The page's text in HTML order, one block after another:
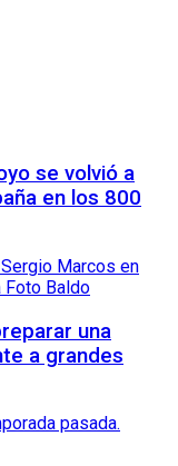
se volvió a
en los 800
una
a grandes